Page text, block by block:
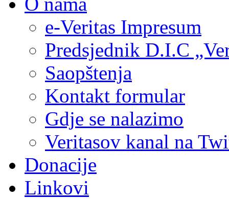
e-Veritas Impresum
Predsjednik D.I.C
Saopštenja
Kontakt formular
Gdje se nalazimo
Veritasov kanal na
Donacije
Linkovi